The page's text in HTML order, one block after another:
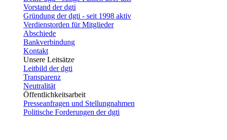
Vorstand der dgti
Gründung der dgti - seit 1998 aktiv
Verdienstorden für Mitglieder
Abschiede
Bankverbindung
Kontakt
Unsere Leitsätze
Leitbild der dgti
Transparenz
Neutralität
Öffentlichkeitsarbeit
Presseanfragen und Stellungnahmen
Politische Forderungen der dgti